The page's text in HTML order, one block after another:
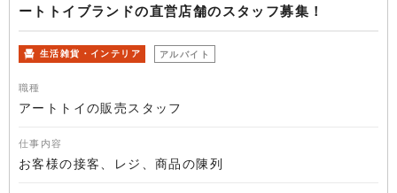
ートトイブランドの直営店舗のスタッフ募集！
生活雑貨・インテリア アルバイト
職種
アートトイの販売スタッフ
仕事内容
お客様の接客、レジ、商品の陳列